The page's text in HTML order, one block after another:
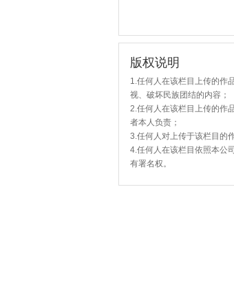
版权说明
1.任何人在该栏目上传的作
视、破坏民族团结的内容；
2.任何人在该栏目上传的作
者本人负责；
3.任何人对上传于该栏目的
4.任何人在该栏目依照本公
有署名权。